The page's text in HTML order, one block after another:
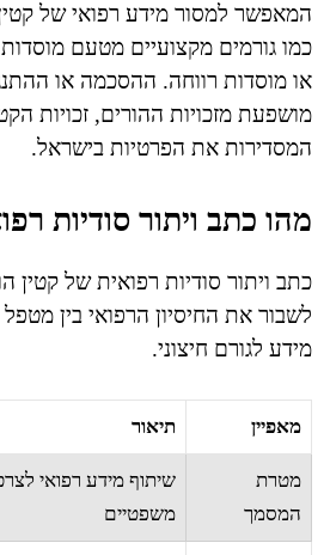
המאפשר למסור מידע רפואי של
כמו גורמים מקצועיים מטעם
או מוסדות רווחה. ההסכמה או
מושפעת מזכויות ההורים, זכויות
המסדירות את הפרטיות בישראל.
מהו כתב ויתור סודיות
כתב ויתור סודיות רפואית של
לשבור את החיסיון הרפואי בין
מידע לגורם חיצוני.
מאפיין תיאור
מטרת
המסמך
שיתוף מידע רפואי
משפטיים